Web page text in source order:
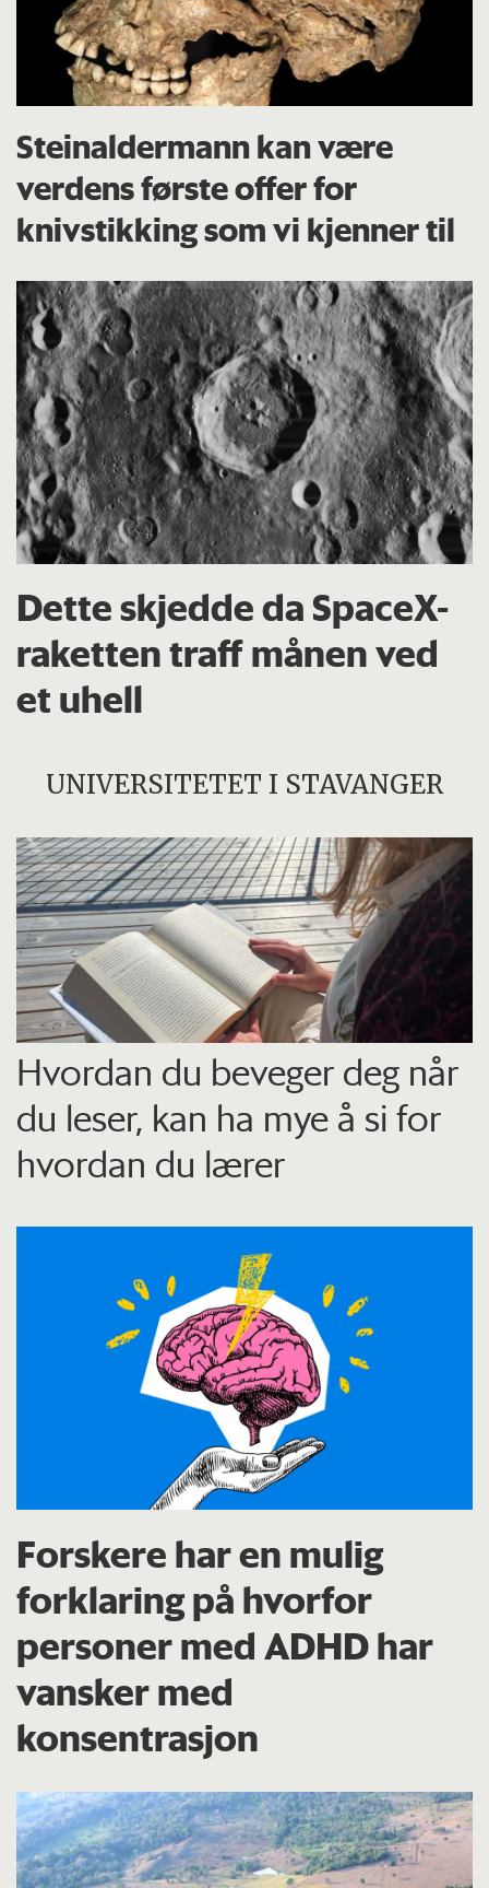
Steinaldermann kan være
verdens første offer for
knivstikking som vi kjenner til
Dette skjedde da SpaceX-
raketten traff månen ved
et uhell
UNIVERSITETET I STAVANGER
Hvordan du beveger deg når
du leser, kan ha mye å si for
hvordan du lærer
Forskere har en mulig
forklaring på hvorfor
personer med ADHD har
vansker med
konsentrasjon